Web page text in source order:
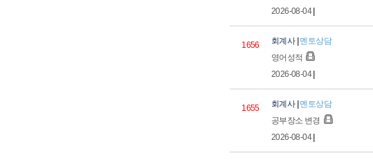
2026-08-04
1656 회계사 멘토상담
영어성적
2026-08-04
1655 회계사 멘토상담
공부장소 변경
2026-08-04